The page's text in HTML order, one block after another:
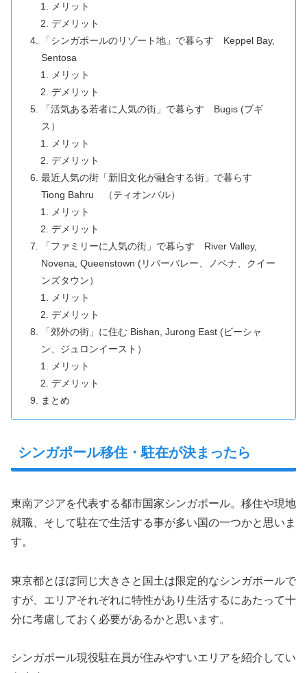
メリット
デメリット
「シンガポールのリゾート地」で暮らす Keppel Bay,
Sentosa
メリット
デメリット
「活気ある若者に人気の街」で暮らす Bugis (ブギ
ス）
メリット
デメリット
最近人気の街「新旧文化が融合する街」で暮らす
Tiong Bahru （ティオンバル）
メリット
デメリット
「ファミリーに人気の街」で暮らす River Valley,
Novena, Queenstown (リバーバレー、ノベナ、クイー
ンズタウン）
メリット
デメリット
「郊外の街」に住む Bishan, Jurong East (ビーシャ
ン、ジュロンイースト）
メリット
デメリット
まとめ
シンガポール移住・駐在が決まったら
東南アジアを代表する都市国家シンガポール。移住や現地
就職、そして駐在で生活する事が多い国の一つかと思いま
す。
東京都とほぼ同じ大きさと国土は限定的なシンガポールで
すが、エリアそれぞれに特性があり生活するにあたって十
分に考慮しておく必要があるかと思います。
シンガポール現役駐在員が住みやすいエリアを紹介してい